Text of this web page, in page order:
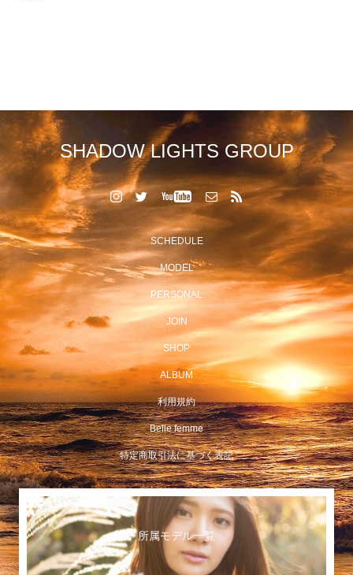
SHADOW LIGHTS GROUP
SCHEDULE
MODEL
PERSONAL
JOIN
SHOP
ALBUM
利用規約
Belle femme
特定商取引法に基づく表記
所属モデル一覧